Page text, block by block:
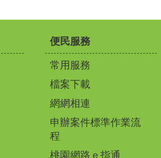
便民服務
常用服務
檔案下載
網網相連
申辦案件標準作業流
程
桃園網路ｅ指通